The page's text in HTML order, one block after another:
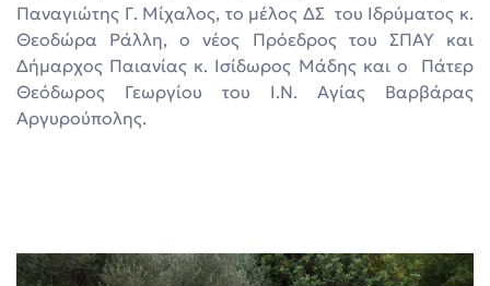
Παναγιώτης Γ. Μίχαλος, το μέλος ΔΣ του Ιδρύματος κ.
Θεοδώρα Ράλλη, o νέος Πρόεδρος του ΣΠΑΥ και
Δήμαρχος Παιανίας κ. Ισίδωρος Μάδης και ο Πάτερ
Θεόδωρος Γεωργίου του Ι.Ν. Αγίας Βαρβάρας
Αργυρούπολης.